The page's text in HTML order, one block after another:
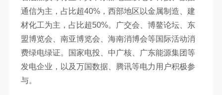
通信为主，占比超40%，西部地区以金属制造、建
材化工为主，占比超50%。广交会、博鳌论坛、东
盟博览会、南亚博览会、海南消博会等国际活动消
费绿电绿证。国家电投、中广核、广东能源集团等
发电企业，以及万国数据、腾讯等电力用户积极参
与。